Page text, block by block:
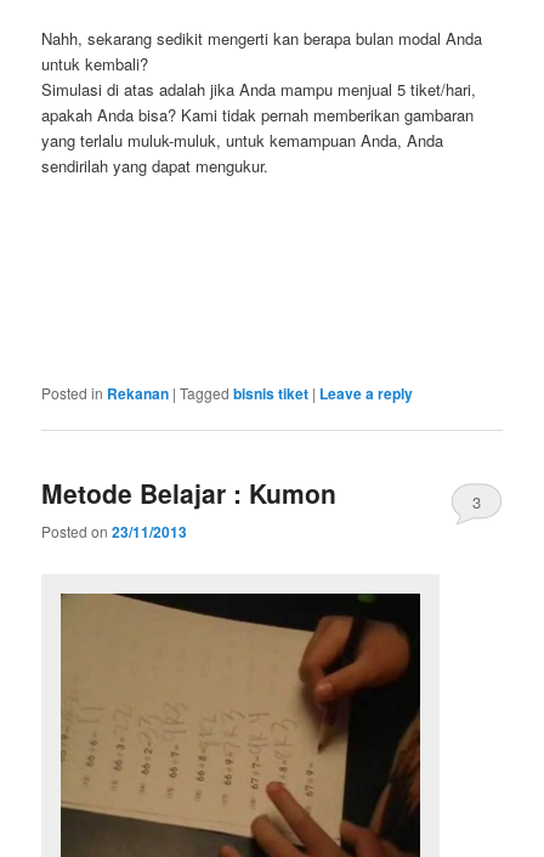
Nahh, sekarang sedikit mengerti kan berapa bulan modal Anda
untuk kembali?
Simulasi di atas adalah jika Anda mampu menjual 5 tiket/hari,
apakah Anda bisa? Kami tidak pernah memberikan gambaran
yang terlalu muluk-muluk, untuk kemampuan Anda, Anda
sendirilah yang dapat mengukur.
Posted in Rekanan |Tagged bisnis tiket | Leave a reply
Metode Belajar : Kumon
Posted on23/11/2013
3